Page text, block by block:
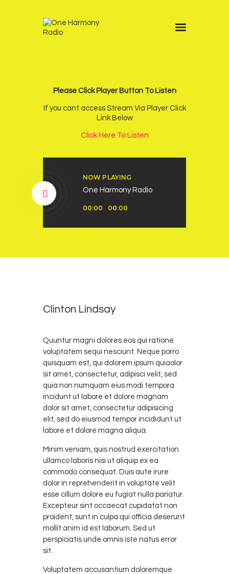
Please Click Player Button To Listen
If you cant access Stream Via Player Click
Link Below
Click Here To Listen
NOW PLAYING
One Harmony Radio
Player
00:00 00:00
News
Other Stations
Podcast
Clinton Lindsay
Quuntur magni dolores eos qui ratione
voluptatem sequi nesciunt. Neque porro
quisquam est, qui dolorem ipsum quiaolor
sit amet, consectetur, adipisci velit, sed
quia non numquam eius modi tempora
incidunt ut labore et dolore magnam
dolor sit amet, consectetur adipisicing
elit, sed do eiusmod tempor incididunt ut
labore et dolore magna aliqua.
Minim veniam, quis nostrud exercitation
ullamco laboris nisi ut aliquip ex ea
commodo consequat. Duis aute irure
dolor in reprehenderit in voluptate velit
esse cillum dolore eu fugiat nulla pariatur.
Excepteur sint occaecat cupidatat non
proident, sunt in culpa qui officia deserunt
mollit anim id est laborum. Sed ut
perspiciatis unde omnis iste natus error
sit.
Voluptatem accusantium doloremque